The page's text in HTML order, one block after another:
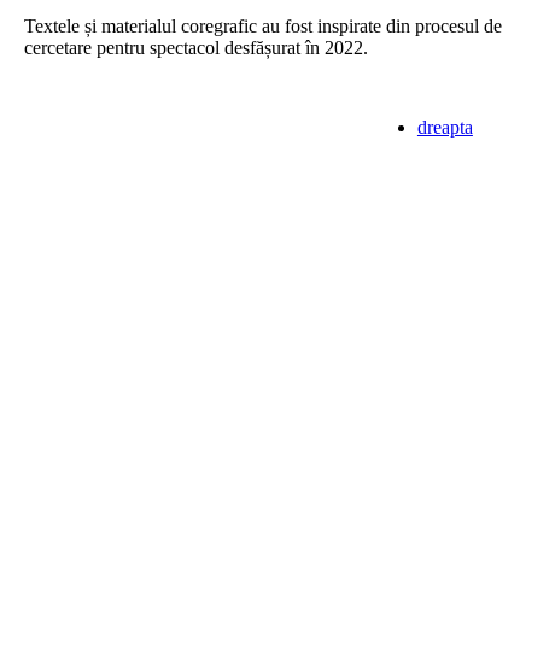
Textele și materialul coregrafic au fost inspirate din procesul de
cercetare pentru spectacol desfășurat în 2022.
dreapta